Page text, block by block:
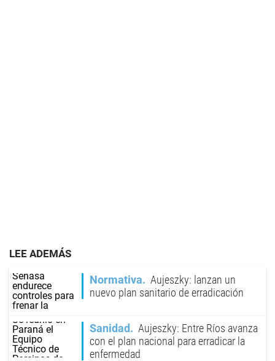
LEE ADEMÁS
Normativa
Aujeszky: lanzan un
nuevo plan sanitario de erradicación
Sanidad
Aujeszky: Entre Ríos avanza
con el plan nacional para erradicar la
enfermedad